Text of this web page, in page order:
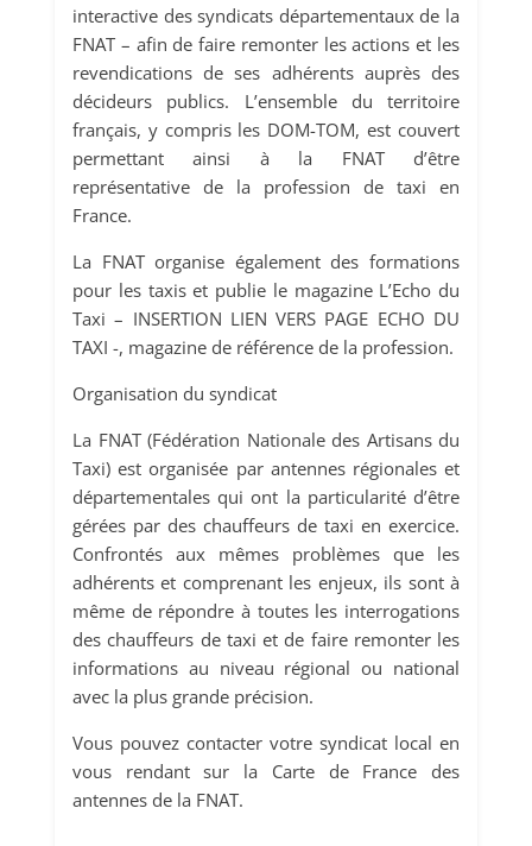
interactive des syndicats départementaux de la
FNAT – afin de faire remonter les actions et les
revendications de ses adhérents auprès des
décideurs publics. L’ensemble du territoire
français, y compris les DOM-TOM, est couvert
permettant ainsi à la FNAT d’être
représentative de la profession de taxi en
France.
La FNAT organise également des formations
pour les taxis et publie le magazine L’Echo du
Taxi – INSERTION LIEN VERS PAGE ECHO DU
TAXI -, magazine de référence de la profession.
Organisation du syndicat
La FNAT (Fédération Nationale des Artisans du
Taxi) est organisée par antennes régionales et
départementales qui ont la particularité d’être
gérées par des chauffeurs de taxi en exercice.
Confrontés aux mêmes problèmes que les
adhérents et comprenant les enjeux, ils sont à
même de répondre à toutes les interrogations
des chauffeurs de taxi et de faire remonter les
informations au niveau régional ou national
avec la plus grande précision.
Vous pouvez contacter votre syndicat local en
vous rendant sur la Carte de France des
antennes de la FNAT.